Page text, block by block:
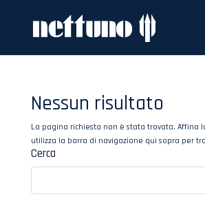
Nessun risultato
La pagina richiesta non è stata trovata. Affina
utilizza la barra di navigazione qui sopra per
Cerca